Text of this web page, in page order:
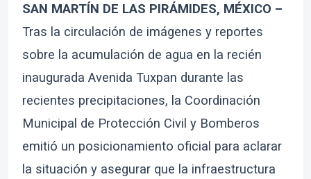
SAN MARTÍN DE LAS PIRÁMIDES, MÉXICO –
Tras la circulación de imágenes y reportes
sobre la acumulación de agua en la recién
inaugurada Avenida Tuxpan durante las
recientes precipitaciones, la Coordinación
Municipal de Protección Civil y Bomberos
emitió un posicionamiento oficial para aclarar
la situación y asegurar que la infraestructura